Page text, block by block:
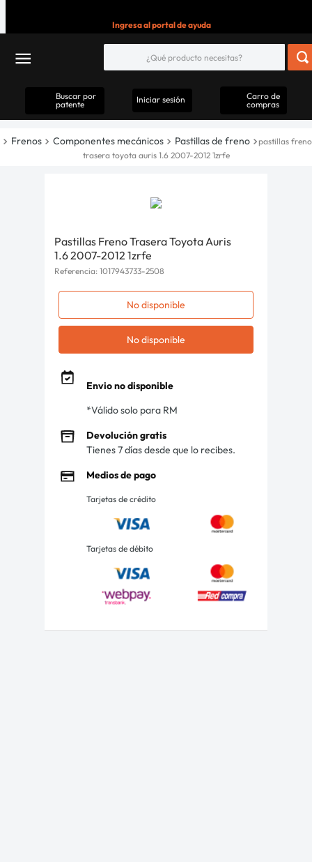
Ingresa al portal de ayuda
Buscar por
patente
Iniciar sesión
Carro de
compras
Frenos Componentes mecánicos Pastillas de freno
pastillas freno
trasera toyota auris 1.6 2007-2012 1zrfe
Pastillas Freno Trasera Toyota Auris
1.6 2007-2012 1zrfe
Referencia: 1017943733-2508
No disponible
No disponible
Envio no disponible
*Válido solo para RM
Devolución gratis
Tienes 7 días desde que lo recibes.
Medios de pago
Tarjetas de crédito
Tarjetas de débito